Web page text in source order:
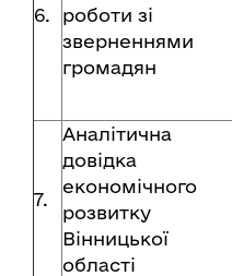
6.
роботи зі
зверненнями
громадян
7.
Аналітична
довідка
економічного
розвитку
Вінницької
області